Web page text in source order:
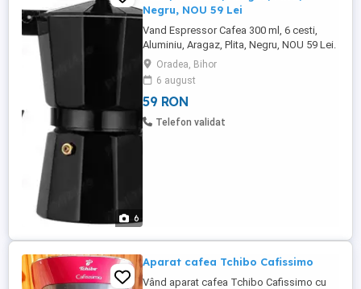
6
Negru, NOU 59 Lei
Vand Espressor Cafea 300 ml, 6 cesti,
Aluminiu, Aragaz, Plita, Negru, NOU 59 Lei.
- Produsul este NOU si AMBALAT Tel: -
GARANTIE 1 An 12 Luni pana in 28. fer
Factura in format Electronic sau Digital pe
e-mail sau WhatsApp. Ofer factura care
am primit-o si eu de la magazin. -
Oradea, Bihor
6 august
59 RON
Telefon validat
Aparat cafea Tchibo Cafissimo
Vând aparat cafea Tchibo Cafissimo cu